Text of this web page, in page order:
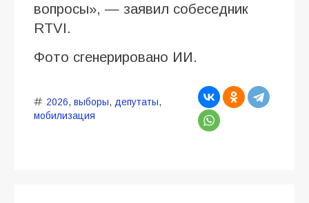
вопросы», — заявил собеседник
RTVI.
Фото сгенерировано ИИ.
2026, выборы, депутаты,
мобилизация